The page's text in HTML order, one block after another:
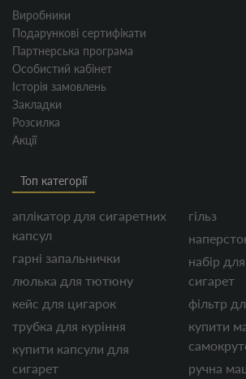
Виробники
Подарункові сертифікати
Партнерська програма
Особистий кабінет
Історія замовлень
Закладки
Розсилка
Акції
Топ категорії
аплікатор для сигаретних
капсул
гарні запальнички
люлька для тютюну
кейс для цигарок
трубка для куріння
купити капсули для
сигарет
гільз
набір
сигарет
фільтр
купити
ручна